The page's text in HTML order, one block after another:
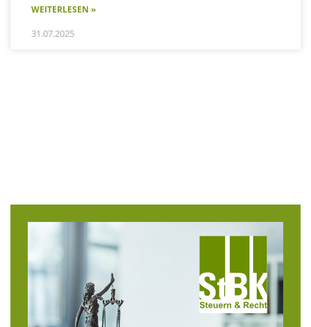
WEITERLESEN »
31.07.2025